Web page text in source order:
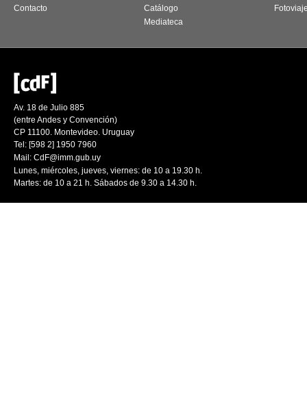
Contacto
Catálogo
Mediateca
Av. 18 de Julio 885
(entre Andes y Convención)
CP 11100. Montevideo. Uruguay
Tel: [598 2] 1950 7960
Mail: CdF@imm.gub.uy
Lunes, miércoles, jueves, viernes: de 10 a 19.30 h.
Martes: de 10 a 21 h. Sábados de 9.30 a 14.30 h.